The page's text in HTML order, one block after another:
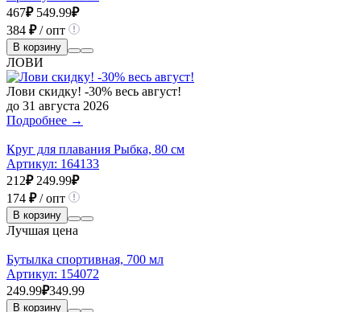
467₽ 549.99₽
384 ₽/ опт
В корзину
ЛОВИ
Лови скидку! -30% весь август!
до 31 августа 2026
Подробнее →
Круг для плавания Рыбка, 80 см
Артикул: 164133
212₽ 249.99₽
174 ₽/ опт
В корзину
Лучшая цена
Бутылка спортивная, 700 мл
Артикул: 154072
249.99₽349.99
В корзину